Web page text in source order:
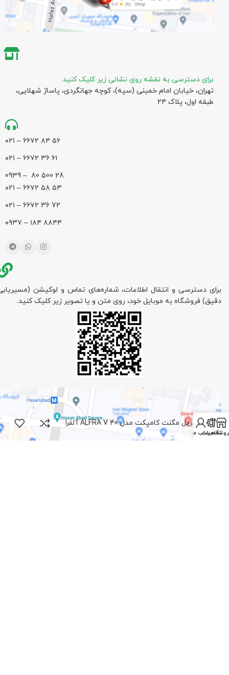
برای دسترسی به نقشه روی نشانی زیر کلیک کنید:
تهران، خیابان امام خمینی (سپه)، کوچه جهانگردی،‌ پاساژ شهلایی،
طبقه اول، پلاک ۲۴
۵۶ ۸۴ ۶۶۷۲ – ۰۲۱
61 36 ۶۶۷۲ – ۰۲۱
28 500 80 – 0939
۵۳ ۵۸ ۶۶۷۲ – ۰۲۱
72 36 ۶۶۷۲ – ۰۲۱
۸۸۴۴ ۱۸۴ – ۰۹۳۷
برای دسترسی و انتقال اطلاعات، شماره‌های تماس و لوکیشن
دقیق) فروشگاه به موبایل خود، روی متن و یا تصویر زیر کلیک کنید.
تعمیرات
حساب من
دریل مگنت کامپکت مدل ALFRA V 40 آلفرا